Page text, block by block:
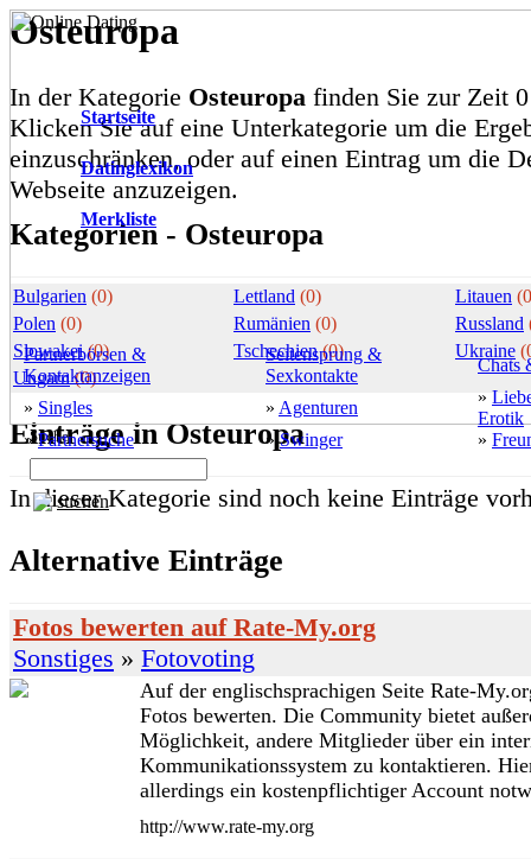
Startseite
Datinglexikon
Partnerbörsen &
Kontaktanzeigen
Seitensprung &
Sexkontakte
Chats
» Singles » Agenturen
»
Erotik
»Partnersuche »Swinger »
Suche
suchen
Osteuropa
In der Kategorie Osteuropa finden Sie zur Zeit
Klicken Sie auf eine Unterkategorie um die
einzuschränken, oder auf einen Eintrag um die
Webseite anzuzeigen.
Kategorien - Osteuropa
Bulgarien (0) Lettland (0) Litauen
Polen (0) Rumänien (0) Russland
Slowakei(0) Tschechien(0) Ukraine
Ungarn(0)
Einträge in Osteuropa
In dieser Kategorie sind noch keine Einträge
Alternative Einträge
Fotos bewerten auf Rate-My.org
Sonstiges » Fotovoting
Auf der englischsprachigen Seite Rate-
Fotos bewerten. Die Community bietet
Möglichkeit, andere Mitglieder über ein
Kommunikationssystem zu kontaktieren.
allerdings ein kostenpflichtiger Account
http://www.rate-my.org
Merkliste